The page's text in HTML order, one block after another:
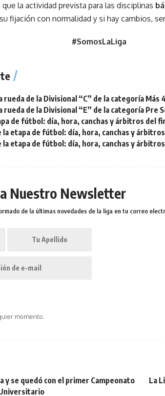
la actividad prevista para las disciplinas
fijación con normalidad y si hay cambios,
#SomosLaLiga
de la Divisional “C” de la categoría Más
rueda de la Divisional “E” de la categoría Pre
de fútbol: día, hora, canchas y árbitros del
etapa de fútbol: día, hora, canchas y
etapa de fútbol: día, hora, canchas y
Nuestro Newsletter
de la últimas novedades de la liga en tu correo
momento.
y se quedó con el primer Campeonato
La